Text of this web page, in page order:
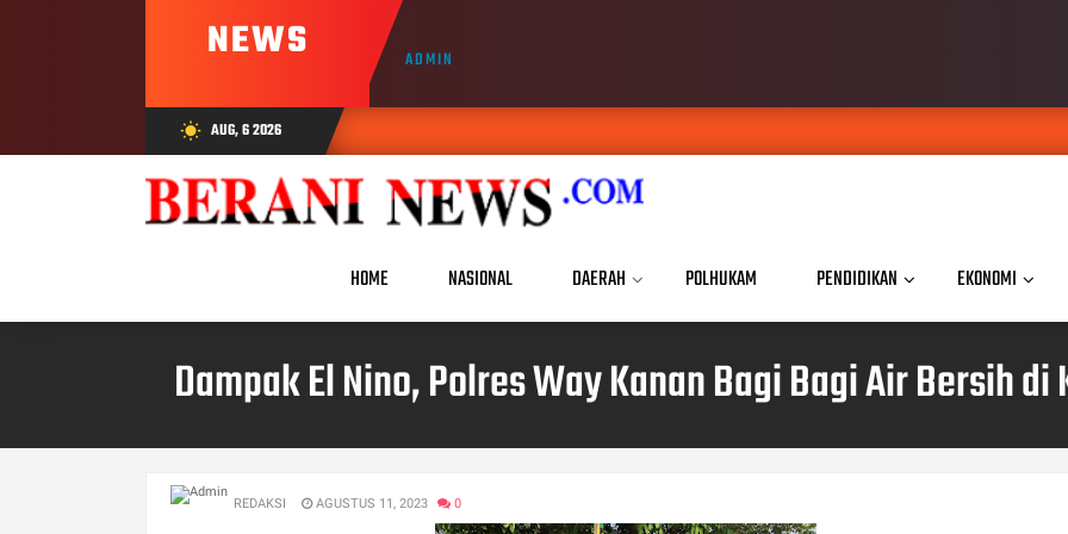
NEWS ADMIN
wb_sunny AUG, 6 2026
HOME NASIONAL DAERAH POLHUKAM PENDIDIKAN EKONOMI
Dampak El Nino, Polres Way Kanan Bagi Bagi Air Bersih
REDAKSI AGUSTUS 11, 2023 0